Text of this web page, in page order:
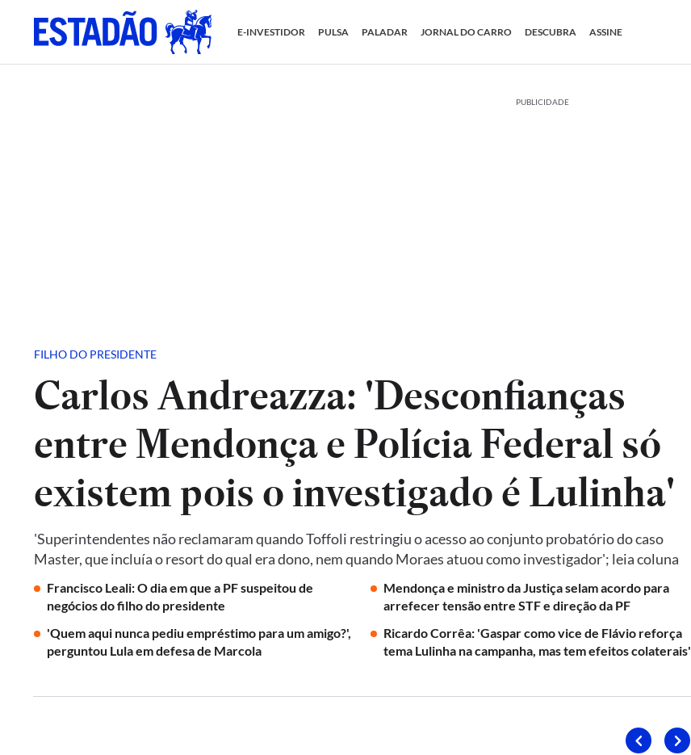
E-INVESTIDOR PULSA PALADAR JORNAL DO CARRO DESCUBRA ASSINE
PUBLICIDADE
FILHO DO PRESIDENTE
Carlos Andreazza: 'Desconfianças
entre Mendonça e Polícia Federal só
existem pois o investigado é Lulinha'
'Superintendentes não reclamaram quando Toffoli restringiu o acesso ao conjunto probatório do caso
Master, que incluía o resort do qual era dono, nem quando Moraes atuou como investigador'; leia coluna
Francisco Leali: O dia em que a PF suspeitou de
negócios do filho do presidente
Mendonça e ministro da Justiça selam acordo para
arrefecer tensão entre STF e direção da PF
'Quem aqui nunca pediu empréstimo para um amigo?',
perguntou Lula em defesa de Marcola
Ricardo Corrêa: 'Gaspar como vice de Flávio reforça
tema Lulinha na campanha, mas tem efeitos colaterais'